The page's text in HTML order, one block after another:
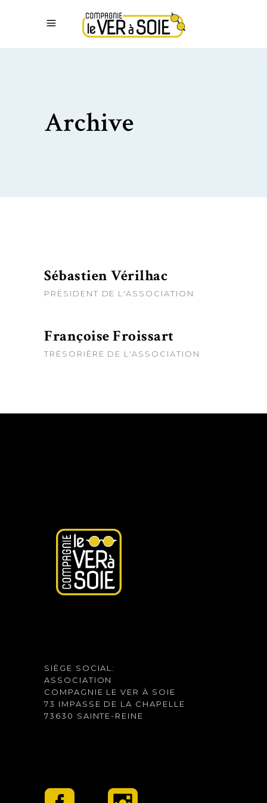
Archive
Sébastien Vérilhac
PRÉSIDENT DE L'ASSOCIATION
Françoise Froissart
TRÉSORIÈRE DE L'ASSOCIATION
SIÈGE SOCIAL:
ASSOCIATION
COMPAGNIE LE VER À SOIE
73 IMPASSE DE LA CHAPELLE
73630 SAINTE-REINE